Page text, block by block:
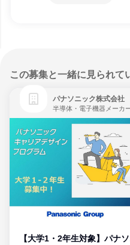
この募集と一緒に見られて
パナソニック株式会社
半導体・電子機器メーカ
【大学1・2年生対象】パナ